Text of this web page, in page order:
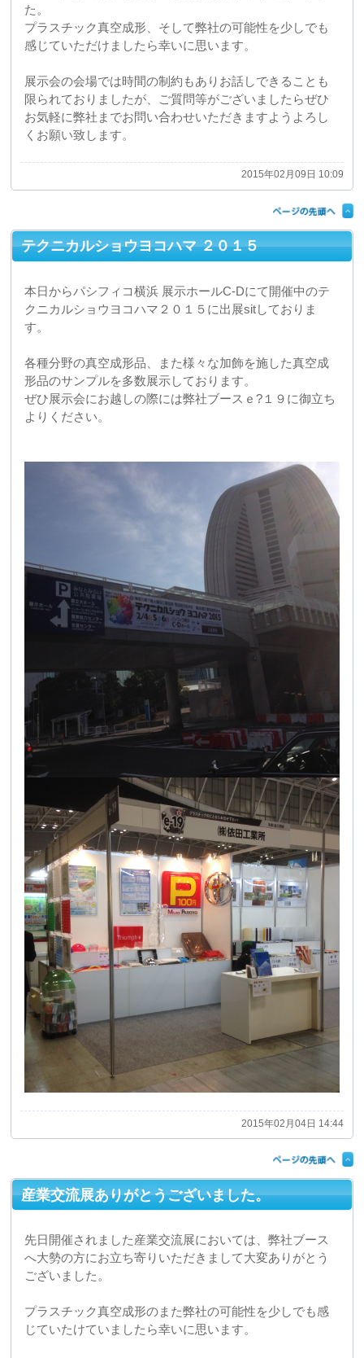
展示会の会場では時間の制約もありお話しできることも
限られておりましたが、ご質問等がございましたらぜひ
お気軽に弊社までお問い合わせいただきますようよろし
2015年02月09日 10:09
テクニカルショウヨコハマ ２０１５
クニカルショウヨコハマ２０１５に出展sitしておりま
す。
各種分野の真空成形品、また様々な加飾を施した真空成
形品のサンプルを多数展示しております。
ぜひ展示会にお越しの際には弊社ブースｅ?１９に御立ち
産業交流展ありがとうございました。
先日開催されました産業交流展においては、弊社ブース
へ大勢の方にお立ち寄りいただきまして大変ありがとう
プラスチック真空成形のまた弊社の可能性を少しでも感
じていたけていましたら幸いに思います。
お越しいただきました皆様へはまたこちらよりご連絡を
させていただくこともあるかと思いますが、またその際
にはよろしくお願い致します。
ありがとうございました。